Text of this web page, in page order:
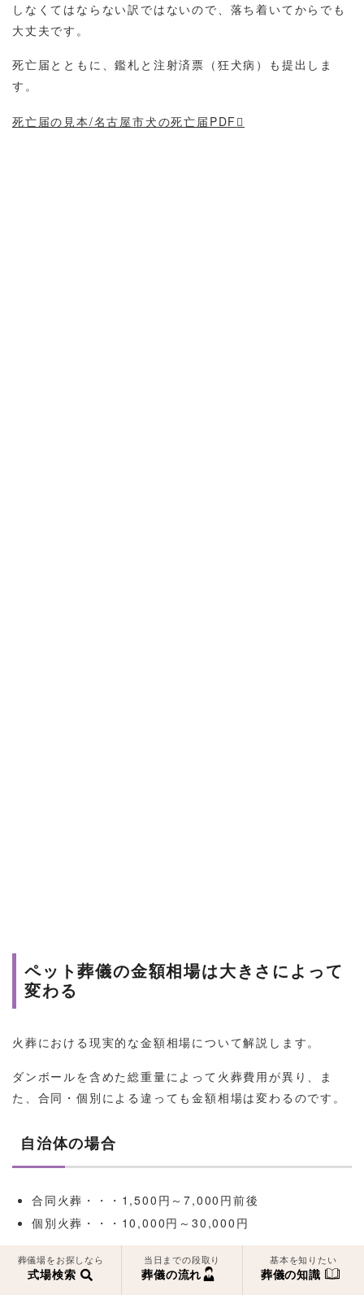
しなくてはならない訳ではないので、落ち着いてからでも
大丈夫です。
死亡届とともに、鑑札と注射済票（狂犬病）も提出しま
す。
死亡届の見本/名古屋市犬の死亡届PDF
ペット葬儀の⾦額相場は⼤きさによって
変わる
火葬における現実的な金額相場について解説します。
ダンボールを含めた総重量によって火葬費用が異り、ま
た、合同・個別による違っても金額相場は変わるのです。
自治体の場合
合同火葬・・・1,500円～7,000円前後
個別火葬・・・10,000円～30,000円
民間業者の場合
葬儀場をお探しなら
式場検索
当日までの段取り
葬儀の流れ
基本を知りたい
葬儀の知識